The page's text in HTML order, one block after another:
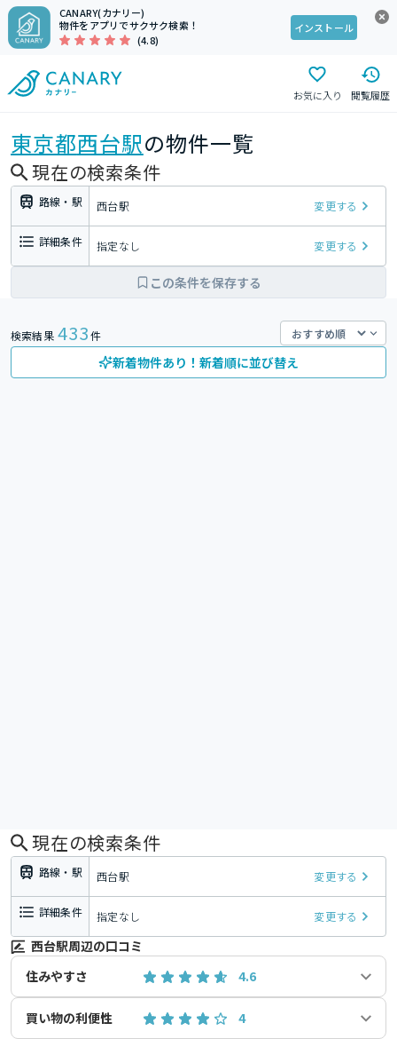
CANARY(カナリー)
物件をアプリでサクサク検索！
(4.8)
インストール
お気に入り 閲覧履歴
東京都西台駅の物件一覧
現在の検索条件
路線・駅 西台駅 変更する
詳細条件 指定なし 変更する
この条件を保存する
検索結果 433件
新着物件あり！新着順に並び替え
現在の検索条件
路線・駅 西台駅 変更する
詳細条件 指定なし 変更する
西台駅周辺の口コミ
住みやすさ
4.6
買い物の利便性 4